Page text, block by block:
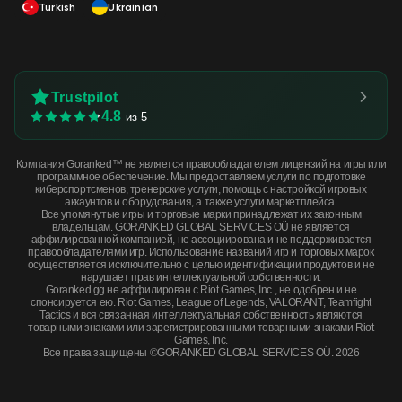
Turkish Ukrainian
Trustpilot
4.8 из 5
Компания Goranked™ не является правообладателем лицензий на игры или
программное обеспечение. Мы предоставляем услуги по подготовке
киберспортсменов, тренерские услуги, помощь с настройкой игровых
аккаунтов и оборудования, а также услуги маркетплейса.
Все упомянутые игры и торговые марки принадлежат их законным
владельцам. GORANKED GLOBAL SERVICES OÜ не является
аффилированной компанией, не ассоциирована и не поддерживается
правообладателями игр. Использование названий игр и торговых марок
осуществляется исключительно с целью идентификации продуктов и не
нарушает прав интеллектуальной собственности.
Goranked.gg не аффилирован с Riot Games, Inc., не одобрен и не
спонсируется ею. Riot Games, League of Legends, VALORANT, Teamfight
Tactics и вся связанная интеллектуальная собственность являются
товарными знаками или зарегистрированными товарными знаками Riot
Games, Inc.
Все права защищены ©GORANKED GLOBAL SERVICES OÜ. 2026